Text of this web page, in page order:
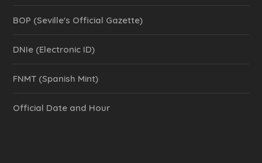
BOP (Seville's Official Gazette)
DNIe (Electronic ID)
FNMT (Spanish Mint)
Official Date and Hour